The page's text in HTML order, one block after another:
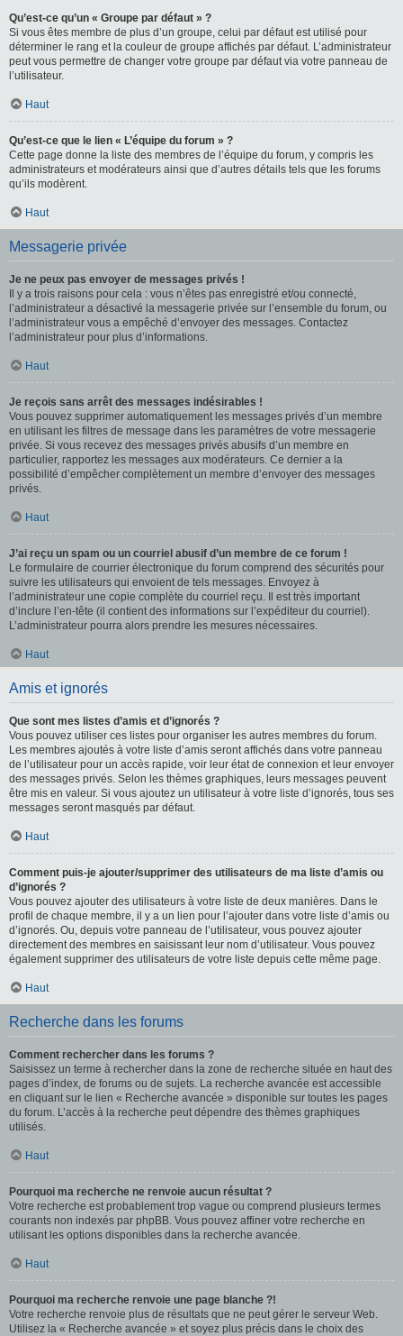
Qu’est-ce qu’un « Groupe par défaut » ?
Si vous êtes membre de plus d’un groupe, celui par défaut est utilisé pour
déterminer le rang et la couleur de groupe affichés par défaut. L’administrateur
peut vous permettre de changer votre groupe par défaut via votre panneau de
l’utilisateur.
Haut
Qu’est-ce que le lien « L’équipe du forum » ?
Cette page donne la liste des membres de l’équipe du forum, y compris les
administrateurs et modérateurs ainsi que d’autres détails tels que les forums
qu’ils modèrent.
Haut
Messagerie privée
Je ne peux pas envoyer de messages privés !
Il y a trois raisons pour cela : vous n’êtes pas enregistré et/ou connecté,
l’administrateur a désactivé la messagerie privée sur l’ensemble du forum, ou
l’administrateur vous a empêché d’envoyer des messages. Contactez
l’administrateur pour plus d’informations.
Haut
Je reçois sans arrêt des messages indésirables !
Vous pouvez supprimer automatiquement les messages privés d’un membre
en utilisant les filtres de message dans les paramètres de votre messagerie
privée. Si vous recevez des messages privés abusifs d’un membre en
particulier, rapportez les messages aux modérateurs. Ce dernier a la
possibilité d’empêcher complètement un membre d’envoyer des messages
privés.
Haut
J’ai reçu un spam ou un courriel abusif d’un membre de ce forum !
Le formulaire de courrier électronique du forum comprend des sécurités pour
suivre les utilisateurs qui envoient de tels messages. Envoyez à
l’administrateur une copie complète du courriel reçu. Il est très important
d’inclure l’en-tête (il contient des informations sur l’expéditeur du courriel).
L’administrateur pourra alors prendre les mesures nécessaires.
Haut
Amis et ignorés
Que sont mes listes d’amis et d’ignorés ?
Vous pouvez utiliser ces listes pour organiser les autres membres du forum.
Les membres ajoutés à votre liste d’amis seront affichés dans votre panneau
de l’utilisateur pour un accès rapide, voir leur état de connexion et leur envoyer
des messages privés. Selon les thèmes graphiques, leurs messages peuvent
être mis en valeur. Si vous ajoutez un utilisateur à votre liste d’ignorés, tous ses
messages seront masqués par défaut.
Haut
Comment puis-je ajouter/supprimer des utilisateurs de ma liste d’amis ou
d’ignorés ?
Vous pouvez ajouter des utilisateurs à votre liste de deux manières. Dans le
profil de chaque membre, il y a un lien pour l’ajouter dans votre liste d’amis ou
d’ignorés. Ou, depuis votre panneau de l’utilisateur, vous pouvez ajouter
directement des membres en saisissant leur nom d’utilisateur. Vous pouvez
également supprimer des utilisateurs de votre liste depuis cette même page.
Haut
Recherche dans les forums
Comment rechercher dans les forums ?
Saisissez un terme à rechercher dans la zone de recherche située en haut des
pages d’index, de forums ou de sujets. La recherche avancée est accessible
en cliquant sur le lien « Recherche avancée » disponible sur toutes les pages
du forum. L’accès à la recherche peut dépendre des thèmes graphiques
utilisés.
Haut
Pourquoi ma recherche ne renvoie aucun résultat ?
Votre recherche est probablement trop vague ou comprend plusieurs termes
courants non indexés par phpBB. Vous pouvez affiner votre recherche en
utilisant les options disponibles dans la recherche avancée.
Haut
Pourquoi ma recherche renvoie une page blanche ?!
Votre recherche renvoie plus de résultats que ne peut gérer le serveur Web.
Utilisez la « Recherche avancée » et soyez plus précis dans le choix des